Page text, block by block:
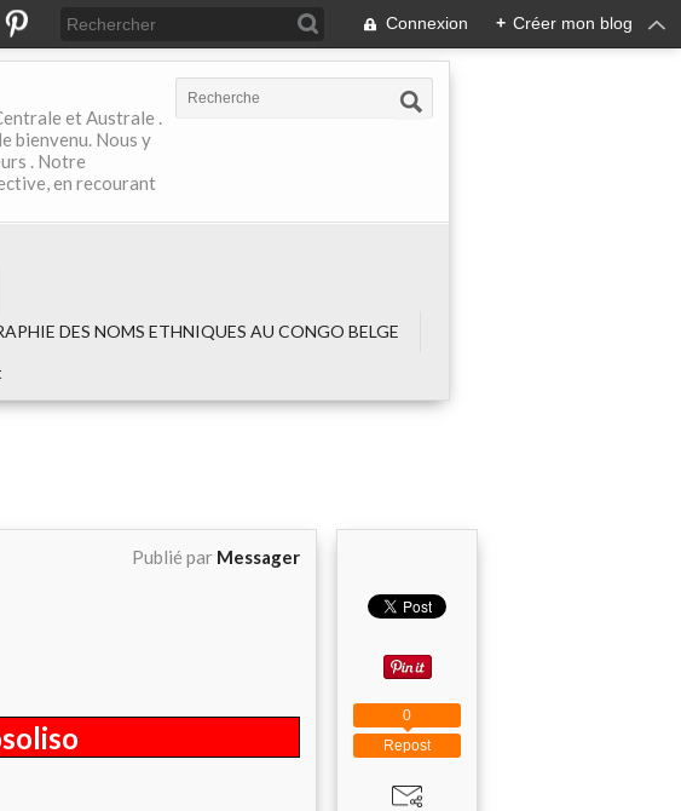
Connexion + Créer mon blog
et Australe .
bienvenu. Nous y
. Notre
en recourant
DES NOMS ETHNIQUES AU CONGO BELGE
Publié par Messager
Repost
0